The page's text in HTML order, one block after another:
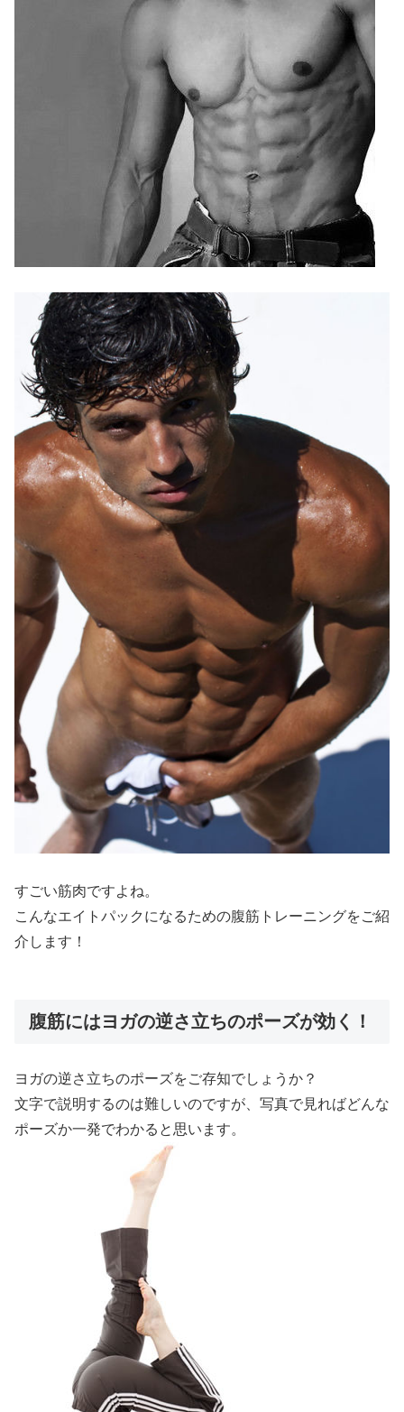
すごい筋肉ですよね。
こんなエイトパックになるための腹筋トレーニングをご紹
介します！
腹筋にはヨガの逆さ立ちのポーズが効く！
ヨガの逆さ立ちのポーズをご存知でしょうか？
文字で説明するのは難しいのですが、写真で見ればどんな
ポーズか一発でわかると思います。